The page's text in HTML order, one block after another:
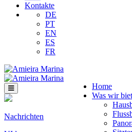
Kontakte
DE
PT
EN
ES
FR
Home
Was wir
Nachrichten